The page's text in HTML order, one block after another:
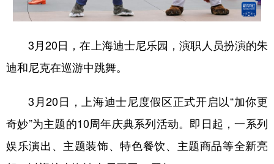
3月20日，在上海迪士尼乐园，演职人员扮演的朱
迪和尼克在巡游中跳舞。
3月20日，上海迪士尼度假区正式开启以“加你更
奇妙”为主题的10周年庆典系列活动。即日起，一系列
娱乐演出、主题装饰、特色餐饮、主题商品等全新亮